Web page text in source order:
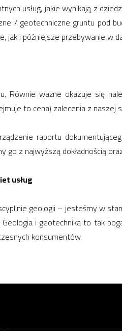
usług, jakie wynikają z
/ geotechniczne gruntu pod
jak i późniejsze przebywanie w
Równie ważne okazuje się
to cena) zalecenia z naszej
raportu
z najwyższą dokładnością
usług
geologii – jesteśmy w
i geotechnika to tak
konsumentów.